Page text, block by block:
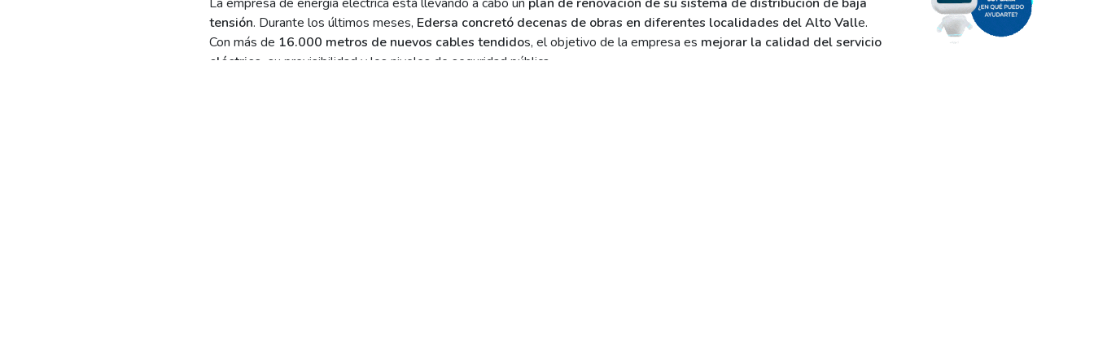
tensión. Durante los últimos meses, Edersa concretó decenas de obras en diferentes localidades del Alto Valle.
Con más de 16.000 metros de nuevos cables tendidos, el objetivo de la empresa es mejorar la calidad del servicio
eléctrico, su previsibilidad y los niveles de seguridad pública.